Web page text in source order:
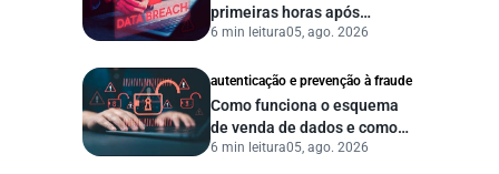
primeiras horas após
vazamento de dados?
6 min leitura05, ago. 2026
autenticação e prevenção à fraude
Como funciona o esquema
de venda de dados e como
proteger sua empresa?
6 min leitura05, ago. 2026